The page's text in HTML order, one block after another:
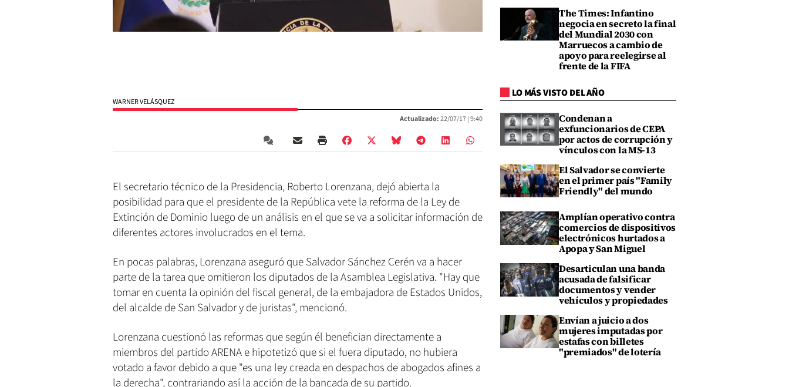
WARNER VELÁSQUEZ
Actualizado:22/07/17 |9:40
El secretario técnico de la Presidencia, Roberto Lorenzana, dejó abierta la
posibilidad para que el presidente de la República vete la reforma de la Ley de
Extinción de Dominio luego de un análisis en el que se va a solicitar información de
diferentes actores involucrados en el tema.
En pocas palabras, Lorenzana aseguró que Salvador Sánchez Cerén va a hacer
parte de la tarea que omitieron los diputados de la Asamblea Legislativa. "Hay que
tomar en cuenta la opinión del fiscal general, de la embajadora de Estados Unidos,
del alcalde de San Salvador y de juristas", mencionó.
Lorenzana cuestionó las reformas que según él benefician directamente a
miembros del partido ARENA e hipotetizó que si el fuera diputado, no hubiera
votado a favor debido a que "es una ley creada en despachos de abogados afines a
la derecha", contrariando así la acción de la bancada de su partido.
The Times: Infantino
negocia en secreto la final
del Mundial 2030 con
Marruecos a cambio de
apoyo para reelegirse al
frente de la FIFA
LO MÁS VISTO DEL AÑO
Condenan a
exfuncionarios de CEPA
por actos de corrupción y
vínculos con la MS-13
El Salvador se convierte
en el primer país "Family
Friendly" del mundo
Amplían operativo contra
comercios de dispositivos
electrónicos hurtados a
Apopa y San Miguel
Desarticulan una banda
acusada de falsificar
documentos y vender
vehículos y propiedades
Envían a juicio a dos
mujeres imputadas por
estafas con billetes
"premiados" de lotería